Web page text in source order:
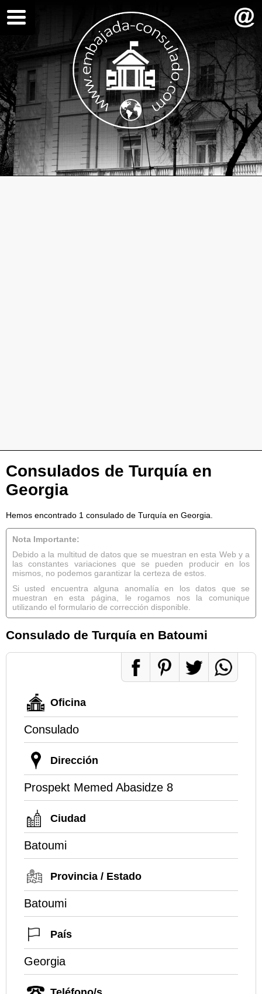
Consulados de Turquía en
Georgia
Hemos encontrado 1 consulado de Turquía en Georgia.
Nota Importante:
Debido a la multitud de datos que se muestran en esta Web y a
las constantes variaciones que se pueden producir en los
mismos, no podemos garantizar la certeza de estos.
Si usted encuentra alguna anomalía en los datos que se
muestran en esta página, le rogamos nos la comunique
utilizando el formulario de corrección disponible.
Consulado de Turquía en Batoumi
Oficina
Consulado
Dirección
Prospekt Memed Abasidze 8
Ciudad
Batoumi
Provincia / Estado
Batoumi
País
Georgia